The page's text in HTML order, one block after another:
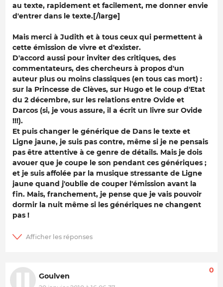
au texte, rapidement et facilement, me donner envie
d'entrer dans le texte.[/large]
Mais merci à Judith et à tous ceux qui permettent à
cette émission de vivre et d'exister.
D'accord aussi pour inviter des critiques, des
commentateurs, des chercheurs à propos d'un
auteur plus ou moins classiques (en tous cas mort) :
sur la Princesse de Clèves, sur Hugo et le coup d'Etat
du 2 décembre, sur les relations entre Ovide et
Darcos (si, je vous assure, il a écrit un livre sur Ovide
!!!).
Et puis changer le générique de Dans le texte et
Ligne jaune, je suis pas contre, même si je ne pensais
pas être attentive à ce genre de détails. Mais je dois
avouer que je coupe le son pendant ces génériques ;
et je suis affolée par la musique stressante de Ligne
jaune quand j'oublie de couper l'émission avant la
fin. Mais, franchement, je pense que je vais pouvoir
dormir la nuit même si les génériques ne changent
pas !
Goulven
0